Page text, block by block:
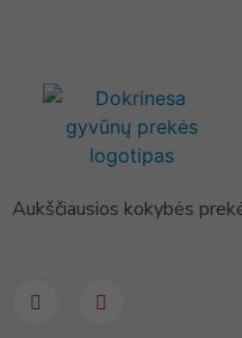
Aukščiausios kokybės